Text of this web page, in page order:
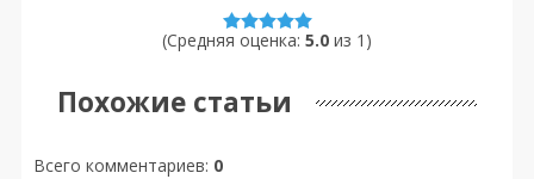
(Средняя оценка: 5.0 из 1 )
Похожие статьи
Всего комментариев: 0